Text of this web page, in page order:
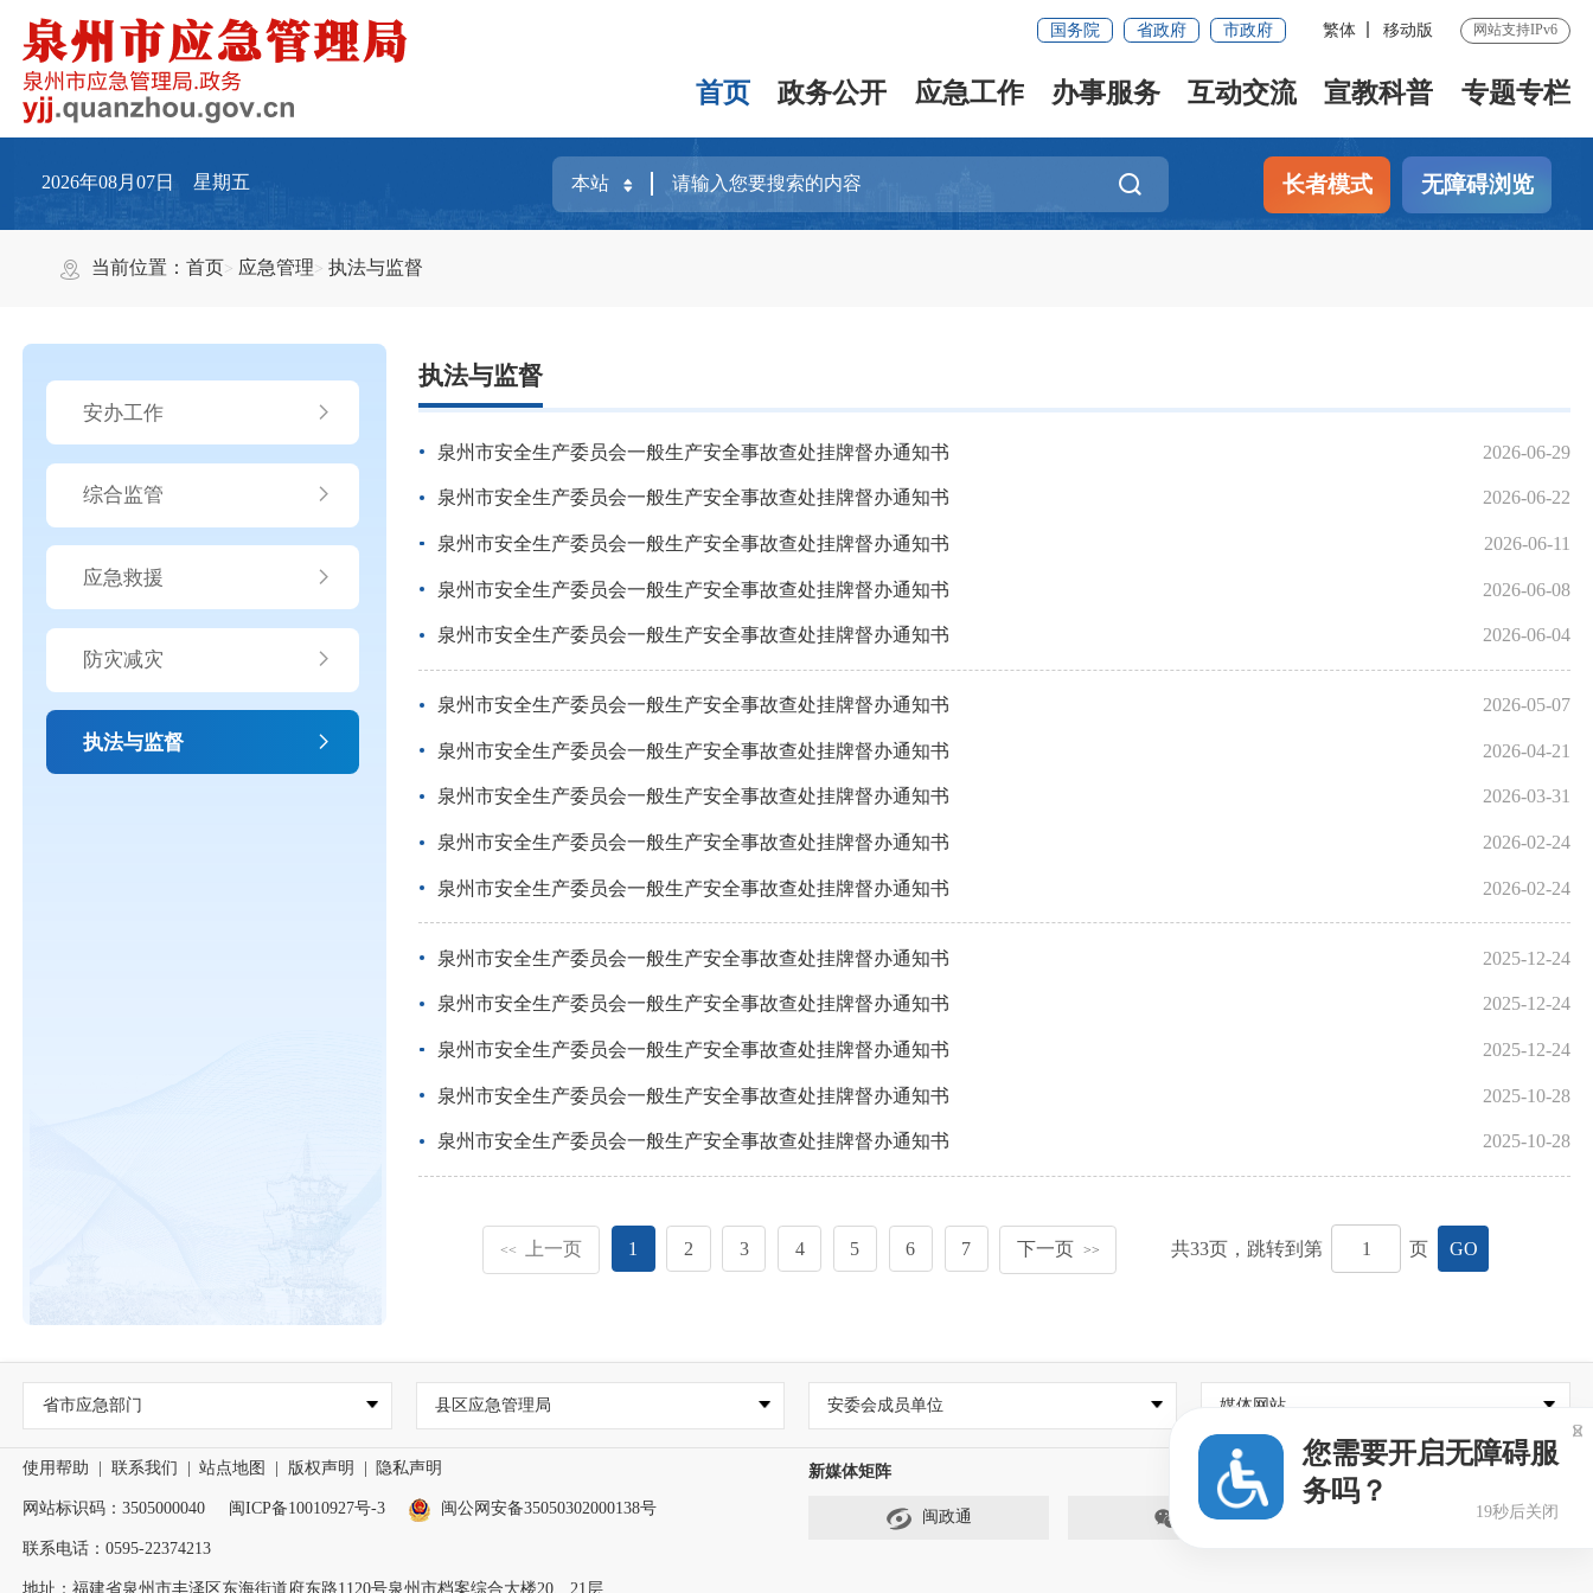
国务院 省政府 市政府 繁体 移动版 网站支持IPv6
首页 政务公开 应急工作 办事服务 互动交流 宣教科普 专题专栏
2026年08月07日 星期五 长者模式 无障碍浏览
当前位置：首页 应急管理 执法与监督
安办工作
综合监管
应急救援
防灾减灾
执法与监督
执法与监督
泉州市安全生产委员会一般生产安全事故查处挂牌督办通知书 2026-06-29
泉州市安全生产委员会一般生产安全事故查处挂牌督办通知书 2026-06-22
泉州市安全生产委员会一般生产安全事故查处挂牌督办通知书 2026-06-11
泉州市安全生产委员会一般生产安全事故查处挂牌督办通知书 2026-06-08
泉州市安全生产委员会一般生产安全事故查处挂牌督办通知书 2026-06-04
泉州市安全生产委员会一般生产安全事故查处挂牌督办通知书 2026-05-07
泉州市安全生产委员会一般生产安全事故查处挂牌督办通知书 2026-04-21
泉州市安全生产委员会一般生产安全事故查处挂牌督办通知书 2026-03-31
泉州市安全生产委员会一般生产安全事故查处挂牌督办通知书 2026-02-24
泉州市安全生产委员会一般生产安全事故查处挂牌督办通知书 2026-02-24
泉州市安全生产委员会一般生产安全事故查处挂牌督办通知书 2025-12-24
泉州市安全生产委员会一般生产安全事故查处挂牌督办通知书 2025-12-24
泉州市安全生产委员会一般生产安全事故查处挂牌督办通知书 2025-12-24
泉州市安全生产委员会一般生产安全事故查处挂牌督办通知书 2025-10-28
泉州市安全生产委员会一般生产安全事故查处挂牌督办通知书 2025-10-28
<< 上一页 1 2 3 4 5 6 7 下一页 >> 共33页，跳转到第 页 GO
省市应急部门 县区应急管理局 安委会成员单位 媒体网站
使用帮助 联系我们 站点地图 版权声明 隐私声明
网站标识码：3505000040 闽ICP备10010927号-3 闽公网安备35050302000138号
联系电话：0595-22374213
地址：福建省泉州市丰泽区东海街道府东路1120号泉州市档案综合大楼20、21层
新媒体矩阵
闽政通 微信
您需要开启无障碍服
务吗？
19秒后关闭
